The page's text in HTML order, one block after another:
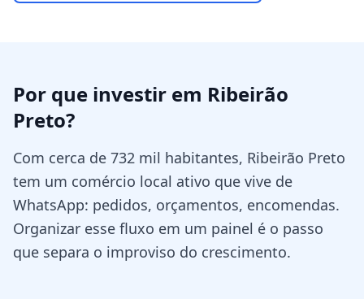
Por que investir em Ribeirão
Preto?
Com cerca de 732 mil habitantes, Ribeirão Preto
tem um comércio local ativo que vive de
WhatsApp: pedidos, orçamentos, encomendas.
Organizar esse fluxo em um painel é o passo
que separa o improviso do crescimento.